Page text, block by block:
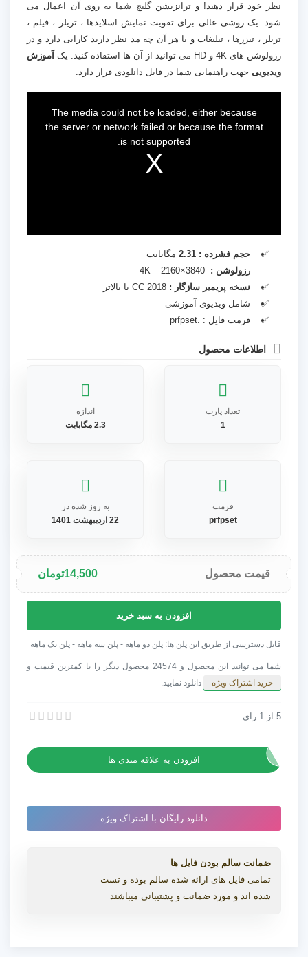
نظر خود قرار دهید! و ترانزیشن گلیچ شما به روی آن اعمال می
شود. یک روشی عالی برای تقویت نمایش اسلایدها ، تریلر ، فیلم ،
تریلر ، تیزرها ، تبلیغات و یا هر آن چه مد نظر دارید کارایی دارد و در
رزولوشن های 4K و HD می توانید از آن ها استفاده کنید. یک
آموزش
ویدیویی جهت راهنمایی شما در فایل دانلودی قرار دارد.
window.
The media could not be loaded, either because
the server or network failed or because the format
is not supported.
حجم فشرده : 2.31
مگابایت
رزولوشن :
نسخه پریمیر سازگار :
شامل ویدیوی آموزشی
فرمت فایل : .prfpset
اطلاعات محصول
تعداد پارت
1
اندازه
2.3 مگابایت
فرمت
prfpset
به روز شده در
22 اردیبهشت 1401
قیمت محصول 14,500تومان
پریمیر
ترانزیشن
Urban
افزودن به سبد خرید
قابل دسترسی از طریق این پلن ها: پلن دو ماهه - پلن سه ماهه - پلن یک ماهه
شما می توانید این محصول و 24574 محصول دیگر را با کمترین قیمت و
خرید اشتراک ویژه
دانلود نمایید.
پریست پریمیر ترانزیشن گلیچ شهری Urban Glitch Transitions
5 از 1 رای
افزودن به علاقه مندی ها
دانلود رایگان با اشتراک ویژه
ضمانت سالم بودن فایل ها
تمامی فایل های ارائه شده سالم بوده و تست
شده اند و مورد ضمانت و پشتیبانی میباشند